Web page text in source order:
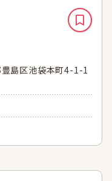
島区池袋本町4-1-1